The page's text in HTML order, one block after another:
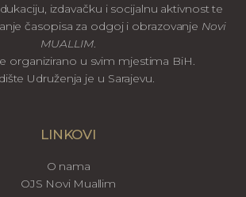
izdavačku i socijalnu aktivnost te
časopisa za odgoj i obrazovanje Novi
MUALLIM.
organizirano u svim mjestima BiH.
Udruženja je u Sarajevu.
LINKOVI
O nama
OJS Novi Muallim